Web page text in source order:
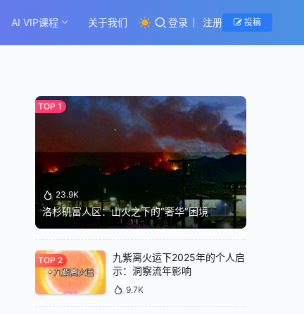
AI VIP课程 关于我们 登录 注册 投稿
23.9K
洛杉矶富人区：山火之下的“奢华”困境
九紫离火运下2025年的个人启
示：洞察流年影响
9.7K